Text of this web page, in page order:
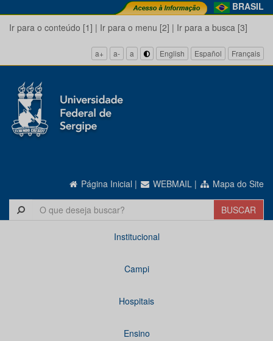
BRASIL
Ir para o conteúdo [1] | Ir para o menu [2] | Ir para a busca [3]
a+ a- a English Español Français
Página Inicial | WEBMAIL | Mapa do Site
Institucional
Campi
Hospitais
Ensino